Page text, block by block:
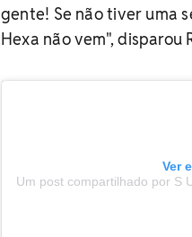
gente! Se não tiver uma
Hexa não vem", disparou
Ver
Um post compartilhado por S